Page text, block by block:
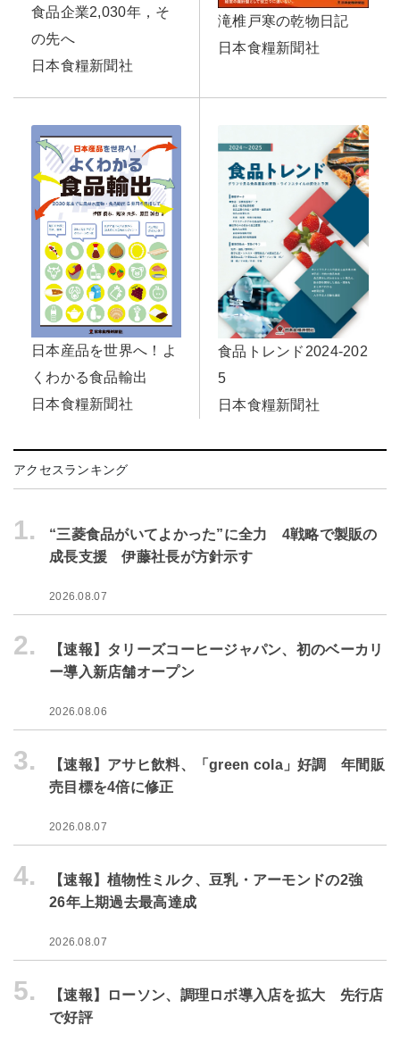
食品企業2,030年，そ
の先へ
日本食糧新聞社
滝椎戸寒の乾物日記
日本食糧新聞社
日本産品を世界へ！よ
くわかる食品輸出
日本食糧新聞社
食品トレンド2024-202
5
日本食糧新聞社
アクセスランキング
1.
“三菱食品がいてよかった”に全力 4戦略で製販の
成長支援 伊藤社長が方針示す
2026.08.07
2.
【速報】タリーズコーヒージャパン、初のベーカリ
ー導入新店舗オープン
2026.08.06
3.
【速報】アサヒ飲料、「green cola」好調 年間販
売目標を4倍に修正
2026.08.07
4.
【速報】植物性ミルク、豆乳・アーモンドの2強
26年上期過去最高達成
2026.08.07
5.
【速報】ローソン、調理ロボ導入店を拡大 先行店
で好評